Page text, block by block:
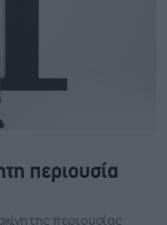
περιουσία
περιουσίας